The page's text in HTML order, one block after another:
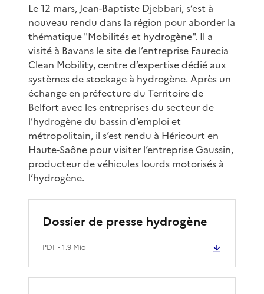
Le 12 mars, Jean-Baptiste Djebbari, s’est à
nouveau rendu dans la région pour aborder la
thématique "Mobilités et hydrogène". Il a
visité à Bavans le site de l’entreprise Faurecia
Clean Mobility, centre d’expertise dédié aux
systèmes de stockage à hydrogène. Après un
échange en préfecture du Territoire de
Belfort avec les entreprises du secteur de
l’hydrogène du bassin d’emploi et
métropolitain, il s’est rendu à Héricourt en
Haute-Saône pour visiter l’entreprise Gaussin,
producteur de véhicules lourds motorisés à
l’hydrogène.
Dossier de presse hydrogène
PDF- 1.9 Mio